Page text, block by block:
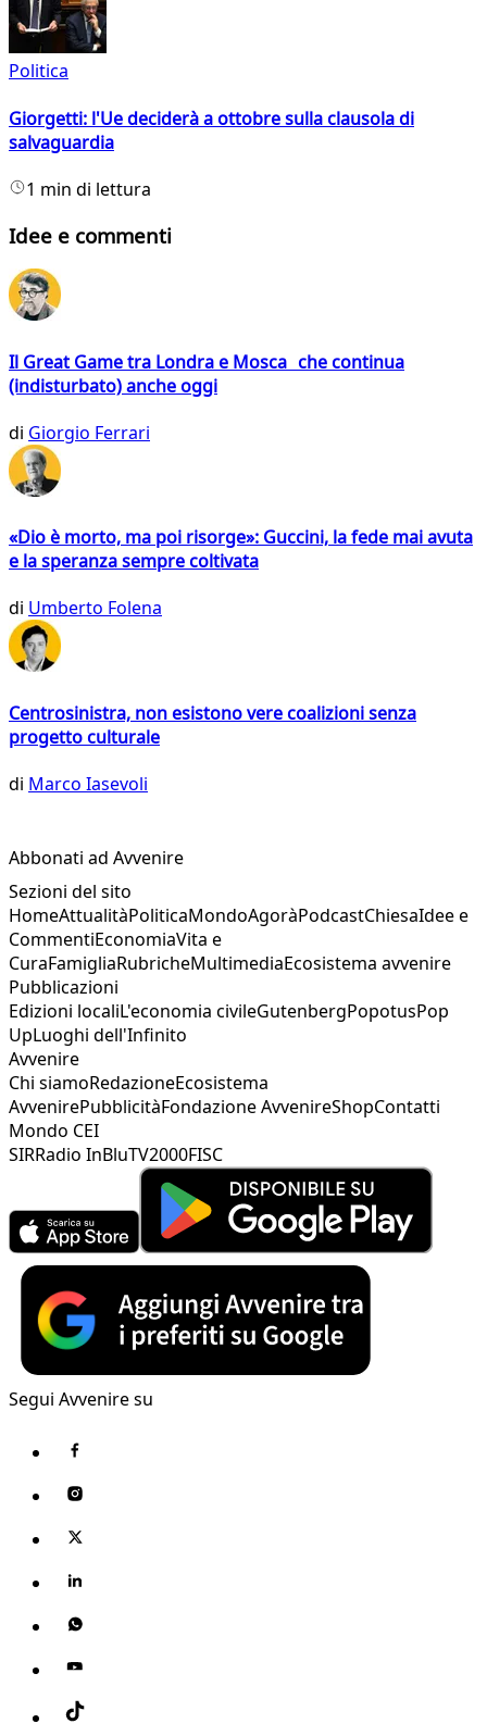
Politica
Giorgetti: l'Ue deciderà a ottobre sulla clausola di
salvaguardia
1 min di lettura
Idee e commenti
Il Great Game tra Londra e Mosca che continua
(indisturbato) anche oggi
di Giorgio Ferrari
«Dio è morto, ma poi risorge»: Guccini, la fede mai avuta
e la speranza sempre coltivata
di Umberto Folena
Centrosinistra, non esistono vere coalizioni senza
progetto culturale
di Marco Iasevoli
Abbonati ad Avvenire
Sezioni del sito
HomeAttualitàPoliticaMondoAgoràPodcastChiesaIdee e
CommentiEconomiaVita e
CuraFamigliaRubricheMultimediaEcosistema avvenire
Pubblicazioni
Edizioni localiL'economia civileGutenbergPopotusPop
UpLuoghi dell'Infinito
Avvenire
Chi siamoRedazioneEcosistema
AvvenirePubblicitàFondazione AvvenireShopContatti
Mondo CEI
SIRRadio InBluTV2000FISC
Segui Avvenire su